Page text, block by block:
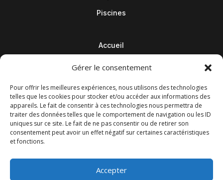
Gérer le consentement
Pour offrir les meilleures expériences, nous utilisons des technologies
telles que les cookies pour stocker et/ou accéder aux informations des
appareils. Le fait de consentir à ces technologies nous permettra de
traiter des données telles que le comportement de navigation ou les ID
uniques sur ce site. Le fait de ne pas consentir ou de retirer son
consentement peut avoir un effet négatif sur certaines caractéristiques
et fonctions.
Accepter
Piscines
Accueil